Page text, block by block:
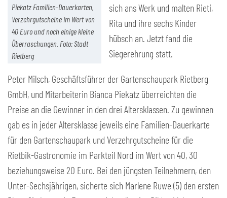
Piekatz Familien-Dauerkarten,
Verzehrgutscheine im Wert von
40 Euro und noch einige kleine
Überraschungen. Foto: Stadt
Rietberg
sich ans Werk und malten Rieti,
Rita und ihre sechs Kinder
hübsch an. Jetzt fand die
Siegerehrung statt.
Peter Milsch, Geschäftsführer der Gartenschaupark Rietberg
GmbH, und Mitarbeiterin Bianca Piekatz überreichten die
Preise an die Gewinner in den drei Altersklassen. Zu gewinnen
gab es in jeder Altersklasse jeweils eine Familien-Dauerkarte
für den Gartenschaupark und Verzehrgutscheine für die
Rietbik-Gastronomie im Parkteil Nord im Wert von 40, 30
beziehungsweise 20 Euro. Bei den jüngsten Teilnehmern, den
Unter-Sechsjährigen, sicherte sich Marlene Ruwe (5) den ersten